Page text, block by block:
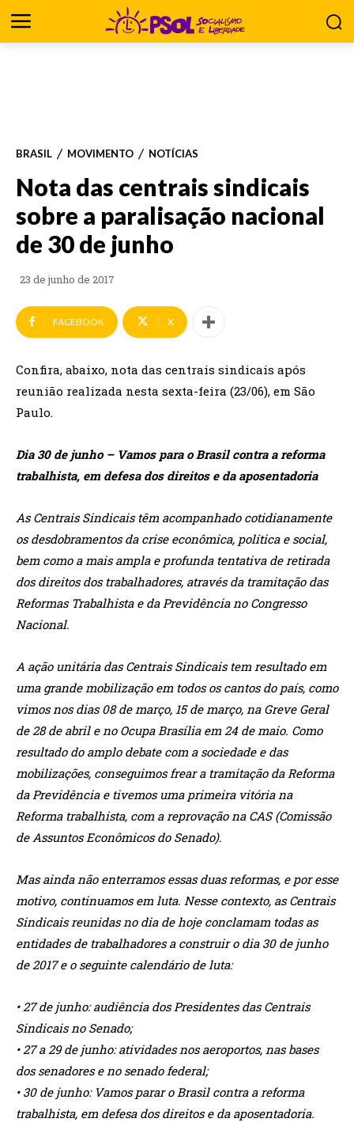
BRASIL MOVIMENTO NOTÍCIAS
Nota das centrais sindicais
sobre a paralisação nacional
de 30 de junho
23 de junho de 2017
FACEBOOK X
Confira, abaixo, nota das centrais sindicais após
reunião realizada nesta sexta-feira (23/06), em São
Paulo.
Dia 30 de junho – Vamos para o Brasil contra a reforma
trabalhista, em defesa dos direitos e da aposentadoria
As Centrais Sindicais têm acompanhado cotidianamente
os desdobramentos da crise econômica, política e social,
bem como a mais ampla e profunda tentativa de retirada
dos direitos dos trabalhadores, através da tramitação das
Reformas Trabalhista e da Previdência no Congresso
Nacional.
A ação unitária das Centrais Sindicais tem resultado em
uma grande mobilização em todos os cantos do país, como
vimos nos dias 08 de março, 15 de março, na Greve Geral
de 28 de abril e no Ocupa Brasília em 24 de maio. Como
resultado do amplo debate com a sociedade e das
mobilizações, conseguimos frear a tramitação da Reforma
da Previdência e tivemos uma primeira vitória na
Reforma trabalhista, com a reprovação na CAS (Comissão
de Assuntos Econômicos do Senado).
Mas ainda não enterramos essas duas reformas, e por esse
motivo, continuamos em luta. Nesse contexto, as Centrais
Sindicais reunidas no dia de hoje conclamam todas as
entidades de trabalhadores a construir o dia 30 de junho
de 2017 e o seguinte calendário de luta:
• 27 de junho: audiência dos Presidentes das Centrais
Sindicais no Senado;
• 27 a 29 de junho: atividades nos aeroportos, nas bases
dos senadores e no senado federal;
• 30 de junho: Vamos parar o Brasil contra a reforma
trabalhista, em defesa dos direitos e da aposentadoria.